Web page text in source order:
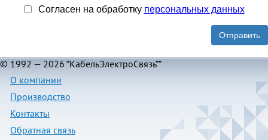
Согласен на обработку персональныx данных
Отправить
© 1992 — 2026 “КабельЭлектроСвязь””
О компании
Производство
Контакты
Обратная связь